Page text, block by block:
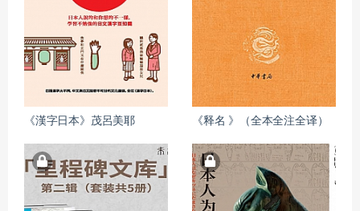
《漢字日本》茂呂美耶 《释名 》（全本全注全译）